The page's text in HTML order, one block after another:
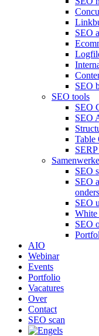
SEO
SEO
SEO tools
SEO
SEO
Table
SEO
SEO
SEO
White
SEO
AIO
Webinar
Events
Portfolio
Vacatures
Over
Contact
SEO scan